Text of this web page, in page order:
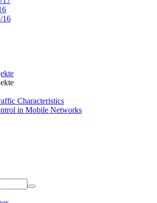
16
Characteristics
in Mobile Networks